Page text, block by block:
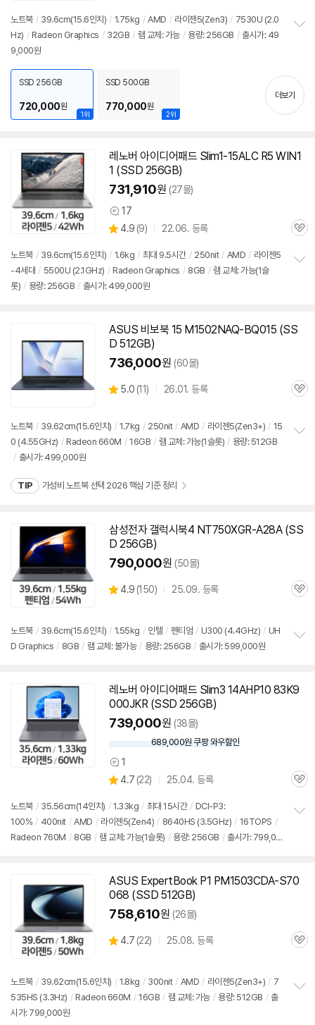
뷰
노트북 / 39.6cm(15.6인치) / 1.75kg / AMD / 라이젠5(Zen3) / 7530U (2.0
Hz) / Radeon Graphics / 32GB / 램 교체: 가능 / 용량: 256GB / 출시가: 49
9,000원
기
1위
SSD 256GB
720,000원
2위
SSD 500GB
770,000원
더보기
레노버 아이디어패드 Slim1-15ALC R5 WIN1
1 (SSD 256GB)
731,910원 (27몰)
상
품
견
17
별
점
4.9 (상
리
뷰
9) 22.06. 등록
관
노트북 / 39.6cm(15.6인치) / 1.6kg / 최대 9.5시간 / 250nit / AMD / 라이젠5
-4세대 / 5500U (2.1GHz) / Radeon Graphics / 8GB / 램 교체: 가능(1슬
롯) / 용량: 256GB / 출시가: 499,000원
ASUS 비보북 15 M1502NAQ-BQ015 (SS
D 512GB)
736,000원 (60몰)
별
5.0 (상
뷰
11) 26.01. 등록
관
노트북 / 39.62cm(15.6인치) / 1.7kg / 250nit / AMD / 라이젠5(Zen3+) / 15
0 (4.55GHz) / Radeon 660M / 16GB / 램 교체: 가능(1슬롯) / 용량: 512GB
/ 출시가: 499,000원
TIP 가성비 노트북 선택 2026 핵심 기준 정리
삼성전자 갤럭시북4 NT750XGR-A28A (SS
D 256GB)
790,000원 (50몰)
별
4.9 (상
뷰
150) 25.09. 등록
관
노트북 / 39.6cm(15.6인치) / 1.55kg / 인텔 / 펜티엄 / U300 (4.4GHz) / UH
D Graphics / 8GB / 램 교체: 불가능 / 용량: 256GB / 출시가: 599,000원
레노버 아이디어패드 Slim3 14AHP10 83K9
000JKR (SSD 256GB)
739,000원 (38몰)
우
할
인
689,000원 쿠팡 와우할인
상
품
견
1
별
점
4.7 (상
리
뷰
22) 25.04. 등록
관
노트북 / 35.56cm(14인치) / 1.33kg / 최대 15시간 / DCI-P3:
100% / 400nit / AMD / 라이젠5(Zen4) / 8640HS (3.5GHz) / 16TOPS /
Radeon 760M / 8GB / 램 교체: 가능(1슬롯) / 용량: 256GB / 출시가: 799,00
ASUS ExpertBook P1 PM1503CDA-S70
068 (SSD 512GB)
758,610원 (26몰)
별
4.7 (상
뷰
22) 25.08. 등록
관
노트북 / 39.62cm(15.6인치) / 1.8kg / 300nit / AMD / 라이젠5(Zen3+) / 7
535HS (3.3Hz) / Radeon 660M / 16GB / 램 교체: 가능 / 용량: 512GB / 출
시가: 799,000원